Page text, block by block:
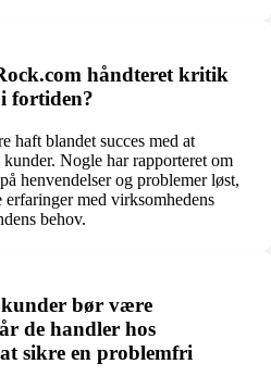
håndteret kritik
fortiden?
haft blandet succes med at
Nogle har rapporteret om
henvendelser og problemer løst,
med virksomhedens
behov.
kunder bør være
de handler hos
sikre en problemfri